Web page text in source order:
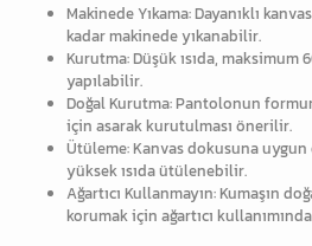
Makinede Yıkama: Dayanıklı
kadar makinede yıkanabilir.
Kurutma: Düşük ısıda, maksimum
yapılabilir.
Doğal Kurutma: Pantolonun
için asarak kurutulması önerilir.
Ütüleme: Kanvas dokusuna uygun
yüksek ısıda ütülenebilir.
Ağartıcı Kullanmayın: Kumaşın
korumak için ağartıcı